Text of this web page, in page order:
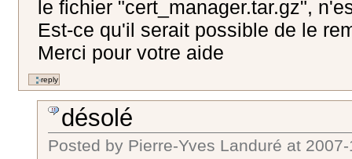
le fichier "cert_manager.tar.gz",
Est-ce qu'il serait possible de le
Merci pour votre aide
désolé
Posted by Pierre-Yves Landuré at2007-